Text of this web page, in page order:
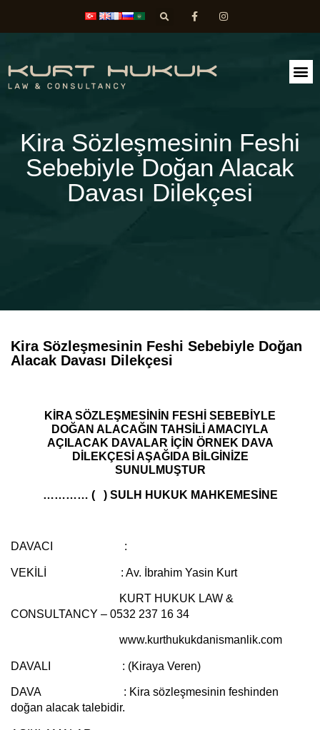
Kira Sözleşmesinin Feshi
Sebebiyle Doğan Alacak
Davası Dilekçesi
Kira Sözleşmesinin Feshi Sebebiyle Doğan
Alacak Davası Dilekçesi
KİRA SÖZLEŞMESİNİN FESHİ SEBEBİYLE
DOĞAN ALACAĞIN TAHSİLİ AMACIYLA
AÇILACAK DAVALAR İÇİN ÖRNEK DAVA
DİLEKÇESİ AŞAĞIDA BİLGİNİZE
SUNULMUŞTUR
………… ( ) SULH HUKUK MAHKEMESİNE
DAVACI :
VEKİLİ : Av. İbrahim Yasin Kurt
KURT HUKUK LAW &
CONSULTANCY – 0532 237 16 34
www.kurthukukdanismanlik.com
DAVALI : (Kiraya Veren)
DAVA : Kira sözleşmesinin feshinden
doğan alacak talebidir.